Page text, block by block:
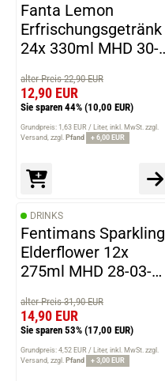
Fanta Lemon
Erfrischungsgetränk
24x 330ml MHD 30-
alter Preis 22,90 EUR
12,90 EUR
Sie sparen 44% (10,00 EUR)
Grundpreis: 1,63 EUR / Liter inkl. MwSt. zzgl.
Versand zzgl. Pfand + 6,00 EUR
DRINKS
Fentimans Sparkling
Elderflower 12x
275ml MHD 28-03-
alter Preis 31,90 EUR
14,90 EUR
Sie sparen 53% (17,00 EUR)
Grundpreis: 4,52 EUR / Liter inkl. MwSt. zzgl.
Versand zzgl. Pfand + 3,00 EUR